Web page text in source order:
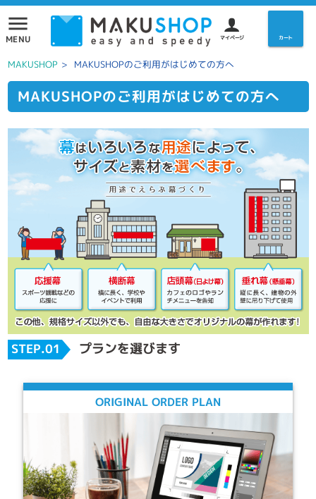
menu
MENU マイページ カート
MAKUSHOP > MAKUSHOPのご利用がはじめての方へ
MAKUSHOPのご利用がはじめての方へ
STEP.01 プランを選びます
ORIGINAL ORDER PLAN